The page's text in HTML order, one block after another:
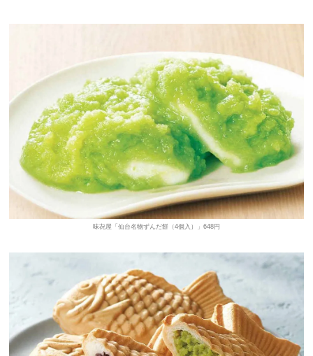
味㐂屋「仙台名物ずんだ餅（4個入）」648円